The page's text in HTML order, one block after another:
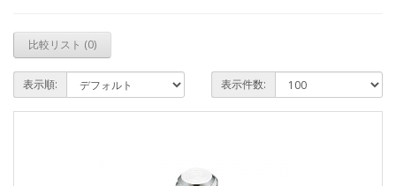
比較リスト (0)
表示順: 表示件数: